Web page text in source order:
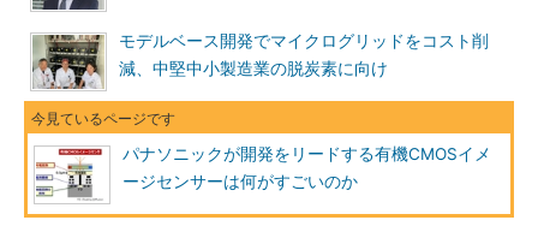
モデルベース開発でマイクログリッドをコスト削
減、中堅中小製造業の脱炭素に向け
パナソニックが開発をリードする有機CMOSイメ
ージセンサーは何がすごいのか